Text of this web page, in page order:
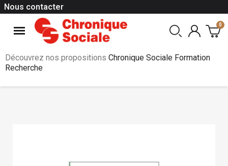
Nous contacter
Découvrez nos propositions Chronique Sociale Formation
Recherche